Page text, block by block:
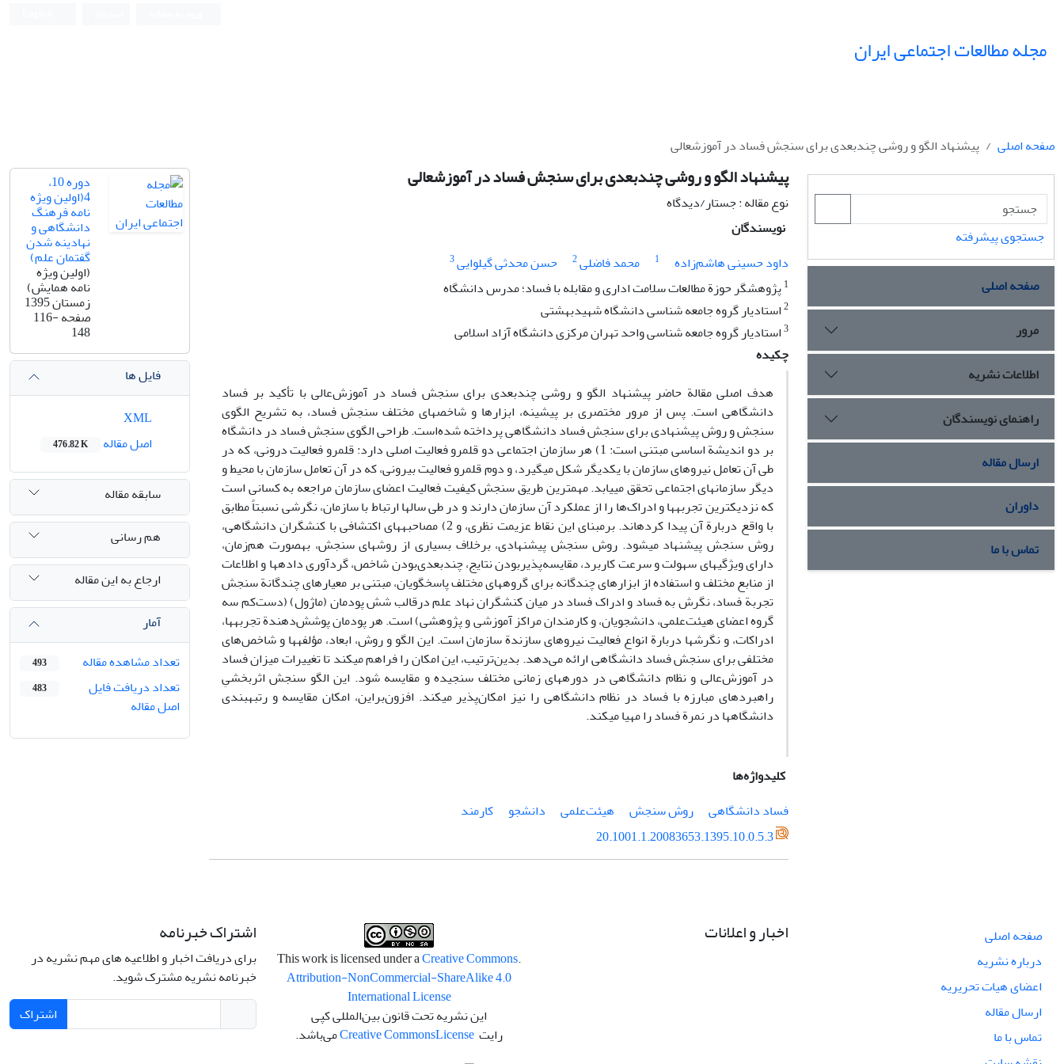
مجله مطالعات اجتماعی ایران
صفحه اصلی پیشنهاد الگو و روشی چندبعدی برای سنجش فساد در آموزشعالی
پیشنهاد الگو و روشی چندبعدی برای سنجش فساد در آموزشعالی
نوع مقاله : جستار/دیدگاه
نویسندگان
داود حسینی هاشم‌زاده
1 محمد فاضلی2 حسن محدثی گیلوایی3
1پژوهشگر حوزة مطالعات سلامت اداری و مقابله با فساد؛ مدرس دانشگاه
2استادیار گروه جامعه شناسی دانشگاه شهیدبهشتی
3استادیار گروه جامعه شناسی واحد تهران مرکزی دانشگاه آزاد اسلامی
چکیده
هدف اصلی مقالة حاضر پیشنهاد الگو و روشی چند‌بعدی برای سنجش فساد در آموزش‌عالی با تأکید بر فساد
دانشگاهی است. پس از مرور مختصری بر پیشینه، ابزارها و شاخص­های مختلف سنجش فساد، به تشریح الگوی
سنجش و روش پیشنهادی برای سنجش فساد دانشگاهی پرداخته شده‌است. طراحی الگوی سنجش فساد در دانشگاه
بر دو اندیشة اساسی مبتنی است: 1) هر سازمان اجتماعی دو قلمرو فعالیت اصلی دارد: قلمرو فعالیت درونی، که در
طی آن تعامل نیروهای سازمان با یکدیگر شکل می­گیرد، و دوم قلمرو فعالیت بیرونی، که در آن تعامل سازمان با محیط و
دیگر سازمان­های اجتماعی تحقق می­یابد. مهم­ترین طریق سنجش کیفیت فعالیت اعضای سازمان مراجعه به کسانی است
که نزدیک­ترین تجربه­ها و ادراک‌ها را از عملکرد آن سازمان دارند و در طی سال­ها ارتباط با سازمان، نگرشی نسبتاً مطابق
با واقع دربارة آن پیدا کرده­اند. برمبنای این نقاط عزیمت نظری، و 2) مصاحبه­های اکتشافی با کنشگران دانشگاهی،
روش سنجش پیشنهاد می­شود. روش سنجش پیشنهادی، برخلاف بسیاری از روش­های سنجش، به­صورت هم‌زمان،
دارای ویژگی­های سهولت و سرعت کاربرد، مقایسه‌پذیربودن نتایج، چندبعدی‌بودن شاخص، گردآوری داده­ها و اطلاعات
از منابع مختلف و استفاده از ابزارهای چندگانه برای گروه­های مختلف پاسخگویان، مبتنی بر معیارهای چندگانة سنجش
تجربة فساد، نگرش به فساد و ادراک فساد در میان کنشگران نهاد علم درقالب شش پودمان (ماژول) (دست‌کم سه
گروه اعضای هیئت‌علمی، دانشجویان، و کارمندان مراکز آموزشی و پژوهشی) است. هر پودمان پوشش‌دهندة تجربه­ها،
ادراکات، و نگرش­ها دربارة انواع فعالیت نیروهای سازندة سازمان است. این الگو و روش، ابعاد، مؤلفه­ها و شاخص‌های
مختلفی برای سنجش فساد دانشگاهی ارائه می‌دهد. بدین‌ترتیب، این امکان را فراهم می­کند تا تغییرات میزان فساد
در آموزش‌عالی و نظام دانشگاهی در دوره­های زمانی مختلف سنجیده و مقایسه شود. این الگو سنجش اثربخشیِ
راهبردهای مبارزه با فساد در نظام دانشگاهی را نیز امکان‌پذیر می­کند. افزون‌براین، امکان مقایسه و رتبه­بندی
دانشگاه­ها در نمرة فساد را مهیا می­کند.
کلیدواژه‌ها
فساد دانشگاهی
روش سنجش هیئت‌علمی دانشجو
کارمند
20.1001.1.20083653.1395.10.0.5.3
دوره 10،
4(اولین ویژه
نامه فرهنگ
دانشگاهی و
نهادینه شدن
گفتمان علم)
(اولین ویژه
نامه همایش)
زمستان 1395
صفحه116-
148
فایل ها
اصل مقاله
476.82 K
سابقه مقاله
هم رسانی
ارجاع به این مقاله
آمار
تعداد مشاهده مقاله
493
تعداد دریافت فایل
اصل مقاله
483
جستجوی پیشرفته
صفحه اصلی
مرور
اطلاعات نشریه
راهنمای نویسندگان
ارسال مقاله
داوران
تماس با ما
صفحه اصلی
درباره نشریه
اعضای هیات تحریریه
ارسال مقاله
تماس با ما
اخبار و اعلانات
.This work is licensed under a
Creative Commons
Attribution-NonCommercial-ShareAlike 4.0
International License
این نشریه تحت قانون بین‌المللی کپی
رایت
Creative CommonsLicense می‌باشد.
اشتراک خبرنامه
برای دریافت اخبار و اطلاعیه های مهم نشریه در
خبرنامه نشریه مشترک شوید.
اشتراک